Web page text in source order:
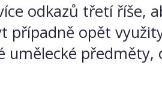
odkazů třetí říše,
případně opět
umělecké